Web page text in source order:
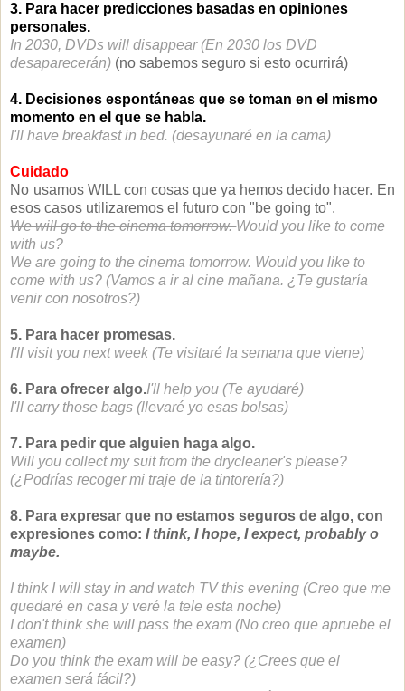
3. Para hacer predicciones basadas en opiniones
personales.
In 2030, DVDs will disappear (En 2030 los DVD
desaparecerán) (no sabemos seguro si esto ocurrirá)
4. Decisiones espontáneas que se toman en el mismo
momento en el que se habla.
I'll have breakfast in bed. (desayunaré en la cama)
Cuidado
No usamos WILL con cosas que ya hemos decido hacer. En
esos casos utilizaremos el futuro con "be going to".
We will go to the cinema tomorrow.Would you like to come
with us?
We are going to the cinema tomorrow. Would you like to
come with us? (Vamos a ir al cine mañana. ¿Te gustaría
venir con nosotros?)
5. Para hacer promesas.
I'll visit you next week (Te visitaré la semana que viene)
6. Para ofrecer algo.I'll help you (Te ayudaré)
I'll carry those bags (llevaré yo esas bolsas)
7. Para pedir que alguien haga algo.
Will you collect my suit from the drycleaner's please?
(¿Podrías recoger mi traje de la tintorería?)
8. Para expresar que no estamos seguros de algo, con
expresiones como:I think, I hope, I expect, probably o
maybe.
I think I will stay in and watch TV this evening (Creo que me
quedaré en casa y veré la tele esta noche)
I don't think she will pass the exam (No creo que apruebe el
examen)
Do you think the exam will be easy? (¿Crees que el
examen será fácil?)